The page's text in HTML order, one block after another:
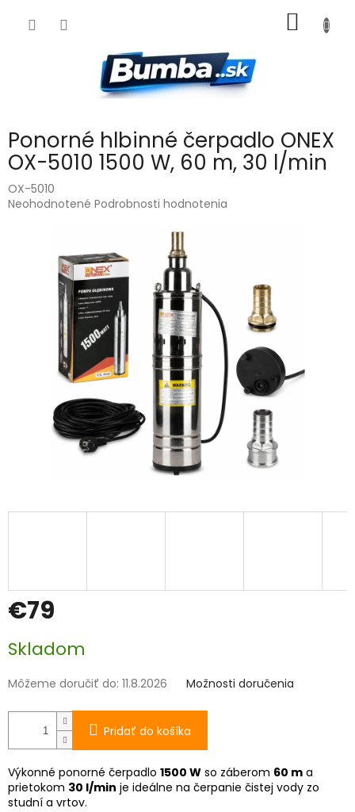
KOŠÍK
Ponorné hlbinné čerpadlo ONEX
OX-5010 1500 W, 60 m, 30 l/min
OX-5010
Priemerné
hviezdičiek.
Neohodnotené Podrobnosti hodnotenia
€79
cena:
Skladom
Môžeme doručiť do: 11.8.2026 Možnosti doručenia
Pridať do košíka
Výkonné ponorné čerpadlo 1500 W so záberom 60 m a
prietokom 30 l/min je ideálne na čerpanie čistej vody zo
studní a vrtov.